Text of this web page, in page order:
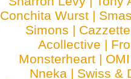
Conchita Wurst |
Simons | Cazzette
Acollective |
Monsterheart | OMI
Nneka | Swiss &